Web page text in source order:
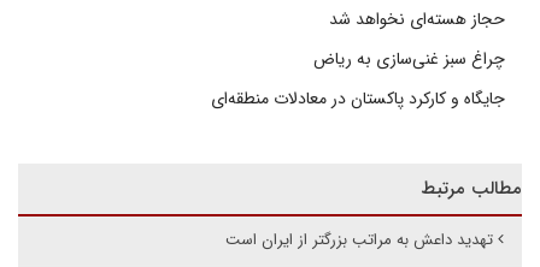
حجاز هسته‌ای نخواهد شد
چراغ سبز غنی‌سازی به ریاض
جایگاه و کارکرد پاکستان در معادلات منطقه‌ای
مطالب مرتبط
تهدید داعش به مراتب بزرگتر از ایران است